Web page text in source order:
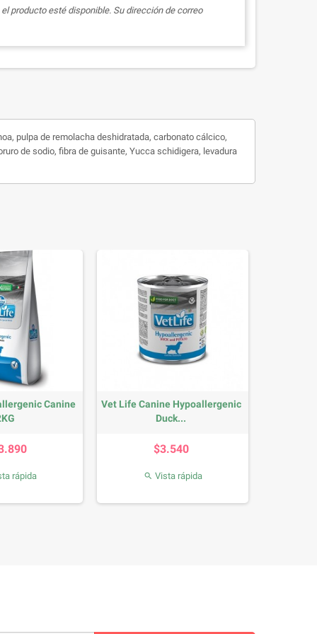
producto esté disponible. Su dirección de correo
pulpa de remolacha deshidratada, carbonato cálcico,
de sodio, fibra de guisante, Yucca schidigera, levadura
Canine
rápida
Vet Life Canine Hypoallergenic
Duck...
$3.540
 Vista rápida